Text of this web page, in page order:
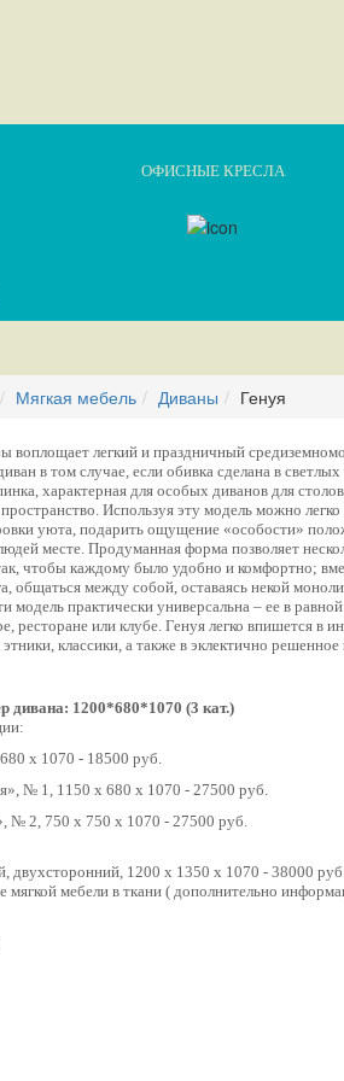
ОФИСНЫЕ КРЕСЛА
Мягкая мебель Диваны Генуя
воплощает легкий и праздничный
в том случае, если обивка сделана в
характерная для особых диванов для
пространство. Используя эту модель можно
уюта, подарить ощущение «особости»
месте. Продуманная форма позволяет
чтобы каждому было удобно и комфортно;
общаться между собой, оставаясь некой
модель практически универсальна – ее в
ресторане или клубе. Генуя легко впишется в
классики, а также в эклектично решенное
дивана: 1200*680*1070 (3 кат.)
х 1070 - 18500 руб.
№ 1, 1150 х 680 х 1070 - 27500 руб.
№ 2, 750 х 750 х 1070 - 27500 руб.
двухсторонний, 1200 х 1350 х 1070 - 38000
мягкой мебели в ткани ( дополнительно